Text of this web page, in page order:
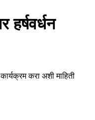
करा अशी माहिती